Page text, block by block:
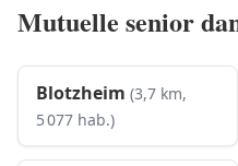
Mutuelle senior
Blotzheim (3,7 km,
5 077 hab.)